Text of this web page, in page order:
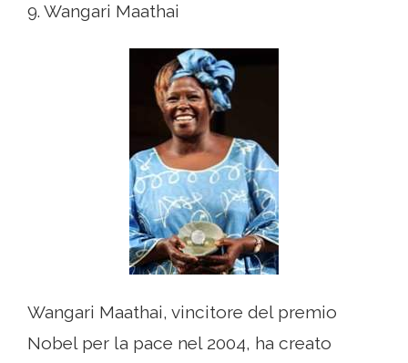
9. Wangari Maathai
Wangari Maathai, vincitore del premio
Nobel per la pace nel 2004, ha creato